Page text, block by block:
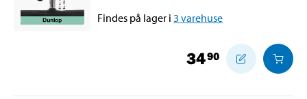
Findes på lager i 3 varehuse
3490